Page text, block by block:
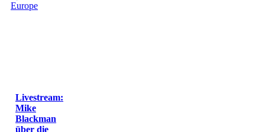
Livestream:
Mike
Blackman
über die